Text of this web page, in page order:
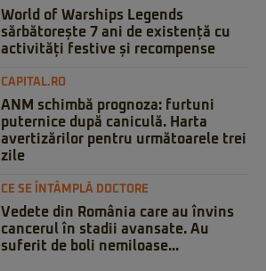
World of Warships Legends
sărbătorește 7 ani de existență cu
activități festive și recompense
CAPITAL.RO
ANM schimbă prognoza: furtuni
puternice după caniculă. Harta
avertizărilor pentru următoarele trei
zile
CE SE ÎNTÂMPLĂ DOCTORE
Vedete din România care au învins
cancerul în stadii avansate. Au
suferit de boli nemiloase...